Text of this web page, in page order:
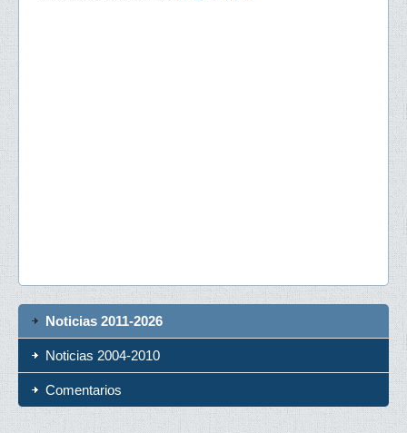
Noticias 2011-2026
Noticias 2004-2010
Comentarios